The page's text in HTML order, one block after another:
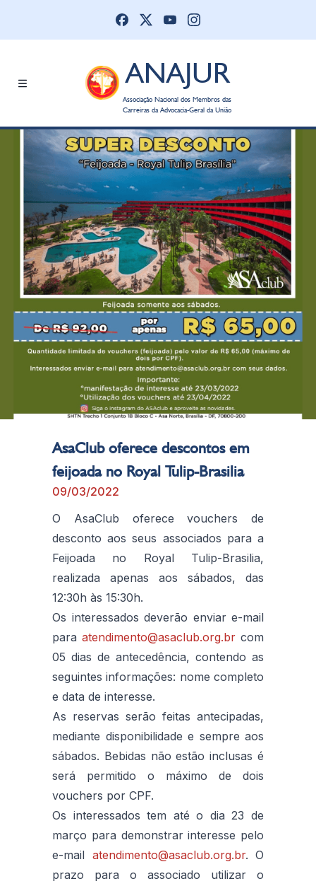
ANAJUR
Associação Nacional dos Membros das
Carreiras da Advocacia-Geral da União
AsaClub oferece descontos em
feijoada no Royal Tulip-Brasilia
09/03/2022
O AsaClub oferece vouchers de
desconto aos seus associados para a
Feijoada no Royal Tulip-Brasilia,
realizada apenas aos sábados, das
12:30h às 15:30h.
Os interessados deverão enviar e-mail
para atendimento@asaclub.org.br com
05 dias de antecedência, contendo as
seguintes informações: nome completo
e data de interesse.
As reservas serão feitas antecipadas,
mediante disponibilidade e sempre aos
sábados. Bebidas não estão inclusas é
será permitido o máximo de dois
vouchers por CPF.
Os interessados tem até o dia 23 de
março para demonstrar interesse pelo
e-mail atendimento@asaclub.org.br. O
prazo para o associado utilizar o